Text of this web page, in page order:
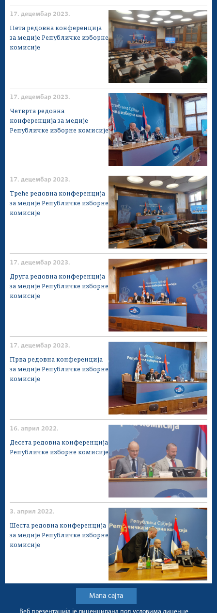
17. децембар 2023.
Пета редовна конференција
за медије Републичке изборне
комисије
17. децембар 2023.
Четврта редовна
конференција за медије
Републичке изборне комисије
17. децембар 2023.
Треће редовна конференција
за медије Републичке изборне
комисије
17. децембар 2023.
Друга редовна конференција
за медије Републичке изборне
комисије
17. децембар 2023.
Прва редовна конференција
за медије Републичке изборне
комисије
16. април 2022.
Десета редовна конференција
Републичке изборне комисије
3. април 2022.
Шестa редовна конференција
за медије Републичке изборне
комисије
Мапа сајта